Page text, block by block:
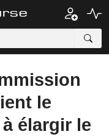
le
élargir le